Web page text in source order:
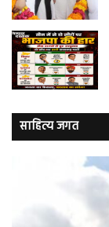
साहित्य जगत